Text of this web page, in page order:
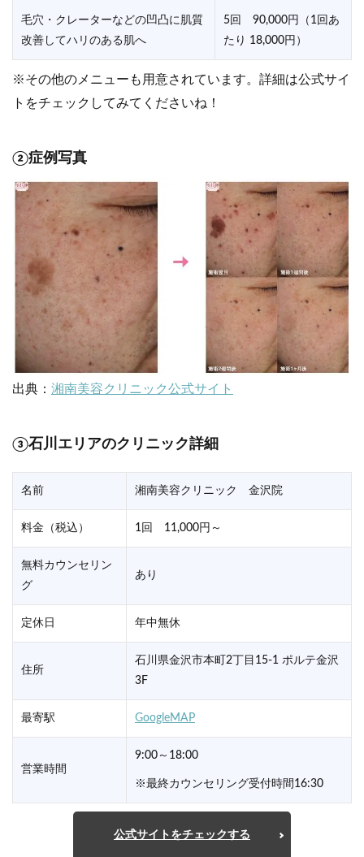
毛穴・クレーターなどの凹凸に肌質
改善してハリのある肌へ
5回 90,000円（1回あ
たり 18,000円）
※その他のメニューも用意されています。詳細は公式サイ
トをチェックしてみてくださいね！
②症例写真
出典： 湘南美容クリニック公式サイト
③石川エリアのクリニック詳細
名前 湘南美容クリニック 金沢院
料金（税込） 1回 11,000円～
無料カウンセリン
グ
あり
定休日 年中無休
住所
石川県金沢市本町2丁目15-1 ポルテ金沢
3F
最寄駅 GoogleMAP
営業時間
9:00～18:00
※最終カウンセリング受付時間16:30
公式サイトをチェックする